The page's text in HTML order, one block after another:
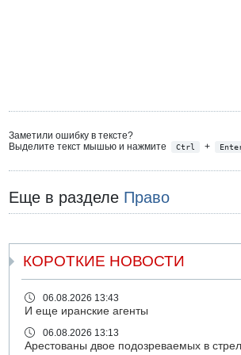
Заметили ошибку в тексте?
Выделите текст мышью и нажмите
Ctrl +
Еще в разделе Право
КОРОТКИЕ НОВОСТИ
06.08.2026 13:43
И еще иранские агенты
06.08.2026 13:13
Арестованы двое подозреваемых в